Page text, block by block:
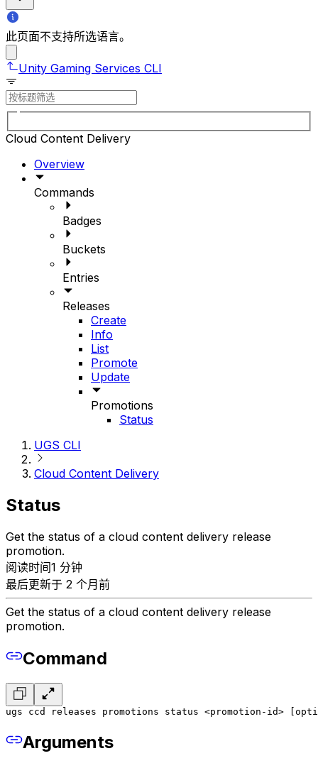
此页面不支持所选语言。
Unity Gaming Services CLI
Cloud Content Delivery
Overview
Commands
Badges
Buckets
Entries
Releases
Create
Info
List
Promote
Update
Promotions
Status
UGS CLI
Cloud Content Delivery
Status
Get the status of a cloud content delivery release
promotion.
阅读时间1 分钟
最后更新于 2 个月前
Get the status of a cloud content delivery release
promotion.
Command
ugs ccd releases promotions status <promotion-id>
Arguments